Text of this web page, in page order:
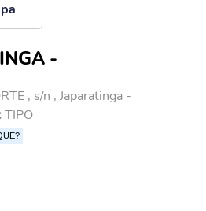
-
, s/n , Japaratinga -
TIPO